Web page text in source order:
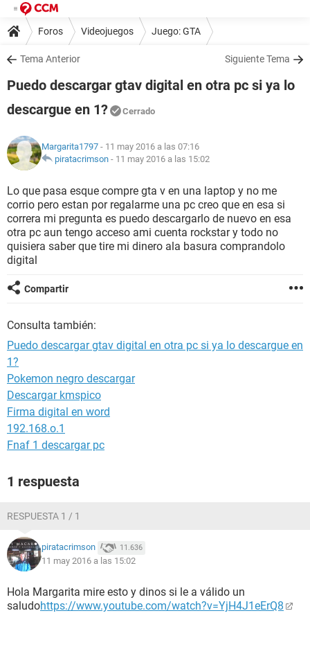
Foros Videojuegos Juego: GTA
Tema Anterior Siguiente Tema
Puedo descargar gtav digital en otra pc si ya lo
descargue en 1?
Cerrado
Margarita1797 - 11 may 2016 a las 07:16
piratacrimson - 11 may 2016 a las 15:02
Lo que pasa esque compre gta v en una laptop y no me
corrio pero estan por regalarme una pc creo que en esa si
correra mi pregunta es puedo descargarlo de nuevo en esa
otra pc aun tengo acceso ami cuenta rockstar y todo no
quisiera saber que tire mi dinero ala basura comprandolo
digital
Compartir
Consulta también:
Puedo descargar gtav digital en otra pc si ya lo descargue en
1?
Pokemon negro descargar
Descargar kmspico
Firma digital en word
192.168.o.1
Fnaf 1 descargar pc
1 respuesta
RESPUESTA 1 / 1
piratacrimson 11.636
11 may 2016 a las 15:02
Hola Margarita mire esto y dinos si le a válido un
saludohttps://www.youtube.com/watch?v=YjH4J1eErQ8